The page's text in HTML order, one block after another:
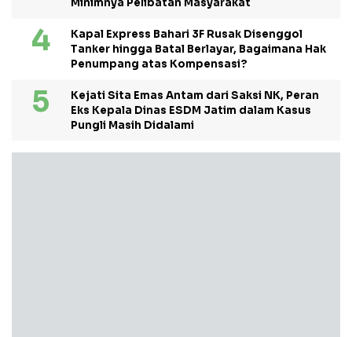
Minimnya Pelibatan Masyarakat
Kapal Express Bahari 3F Rusak Disenggol
Tanker hingga Batal Berlayar, Bagaimana Hak
Penumpang atas Kompensasi?
Kejati Sita Emas Antam dari Saksi NK, Peran
Eks Kepala Dinas ESDM Jatim dalam Kasus
Pungli Masih Didalami